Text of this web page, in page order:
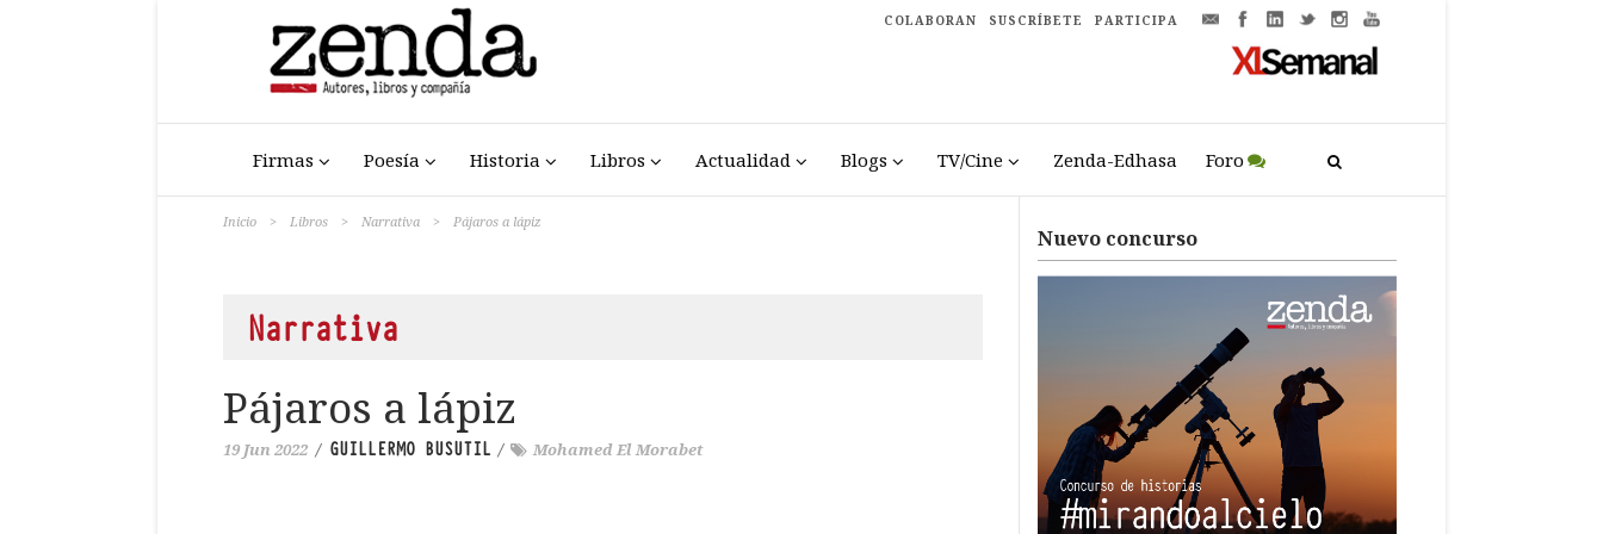
COLABORAN SUSCRÍBETE PARTICIPA
Firmas Poesía Historia Libros Actualidad Blogs TV/Cine Zenda-Edhasa Foro
Inicio > Libros > Narrativa > Pájaros a lápiz
Narrativa
Pájaros a lápiz
19 Jun 2022 / GUILLERMO BUSUTIL / Mohamed El Morabet
Nuevo concurso